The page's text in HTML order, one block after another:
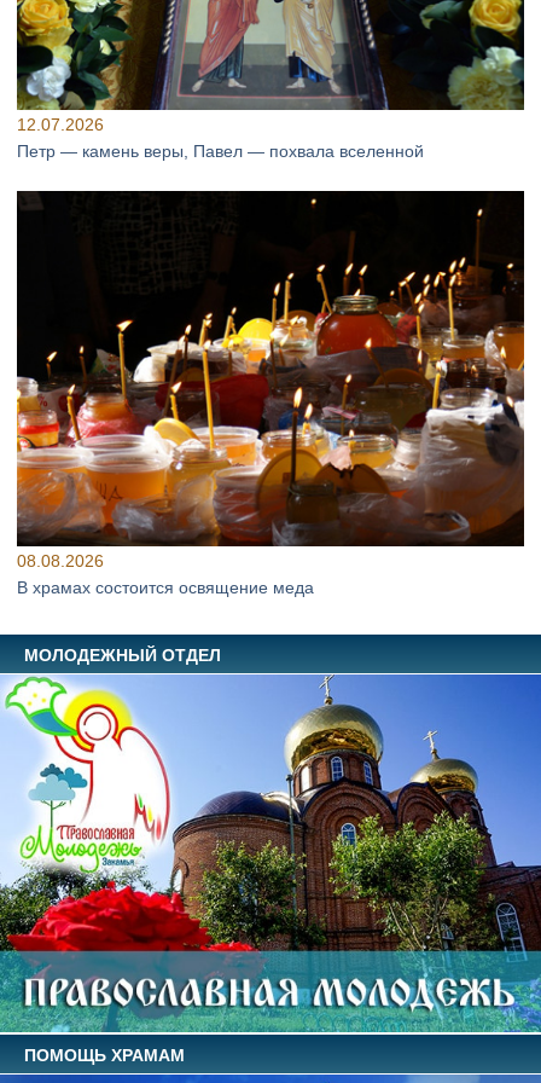
12.07.2026
Петр — камень веры, Павел — похвала вселенной
08.08.2026
В храмах состоится освящение меда
МОЛОДЕЖНЫЙ ОТДЕЛ
ПОМОЩЬ ХРАМАМ